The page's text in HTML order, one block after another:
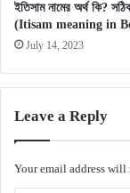
ইতিসাম নামের অর্থ কি?
(Itisam meaning in
July 14, 2023
Leave a Reply
Your email address